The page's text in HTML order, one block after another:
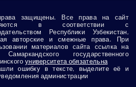
защищены. Все права на сайт
в соответствии с
Республики Узбекистан,
авторские и смежные права. При
материалов сайта ссылка на
государственного
университета обязательна
ошибку в тексте, выделите её и
администрации